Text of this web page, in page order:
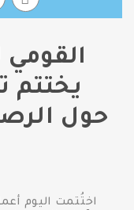
يختتم
حول
اختُتمت اليوم